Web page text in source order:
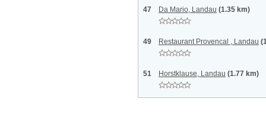
47 Da Mario, Landau (1.35 km)
49 Restaurant Provencal , Landau
51 Horstklause, Landau (1.77 km)